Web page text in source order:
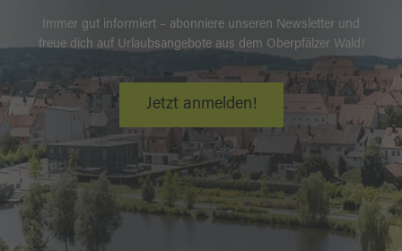
Immer gut informiert – abonniere unseren Newsletter und
freue dich auf Urlaubsangebote aus dem Oberpfälzer Wald!
Jetzt anmelden!